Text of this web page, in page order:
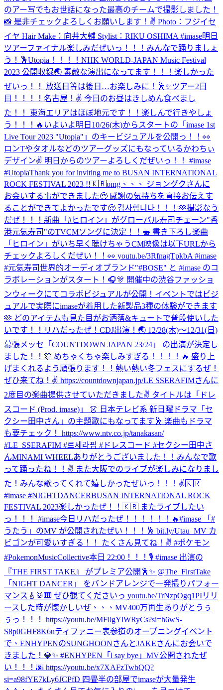
のアー写でもお世話になった最高のチームで撮影しました！
📸 是非チェックよろしくお願いします！✌️ Photo：フジイセ
イヤ Hair Make：向井大輔 Stylist：RIKU OSHIMA #imase明日
ツアーファイナル楽しみだぜいっ！！！みんなで踊りましょ
う！🕺Utopia！！！！ NHK WORLD-JAPAN Music Festival
2023 公開収録🌏 素敵な演出になってます！！！楽しかった
ぜいっ！！ 放送日等は後日…お楽しみに！🕺✨ツアー2日
目！！！！名古屋！✌️ 今日のお昼はきしめん食べまし
た！！ 東海エリアはほぼ地元です！！楽しんで行きやしょ
う！！！🔥 いよいよ明日10/26(木)からスタートの「imase 1st
Live Tour 2023 "Utopia"」のキービジュアルを公開っ！！👀
ロンTやタオルなどのツアーグッズにもなっているかわちぃ
デザイン✌ 明日からのツアーよろしくだぜいっ！！ #imase
#UtopiaThank you for inviting me to BUSAN INTERNATIONAL
ROCK FESTIVAL 2023 !!🇰🇷omg、、、 ジョングクさんに
お会いする事ができました🥹 感謝の気持ちを直接お伝えす
ることができてよかったです🥺 감사합니다！！！🫶撮影なう
だぜ！！！ 新曲「#ヒロイン」がグローバル寿司チェーン"香
港元気寿司"のTVCMソングに決定！！🍣 書き下ろし楽曲
「ヒロイン」がいち早く聴けちゃうCM映像は以下URLから
チェックよろしくだぜい！！👀 youtu.be/3RfnagTpkbA #imase
#元気寿司世界的オーディオブランド"#BOSE" と #imase のコ
ラボレーションがスタート！🎧🎊 開催中の渋谷ファッショ
ンウィークにてコラボビジュアルが公開！イベントではビジ
ュアルで実際にimaseが着用した新製品3種の体験ができます
🫶 どのアイテムも見た目がお洒落&キュートで普段使いした
いです！！ リハだったぜ！ CDJ出演！🌏 12/28(木)〜12/31(日)
幕張メッセ「COUNTDOWN JAPAN 23/24」 の出演が決定し
ました！！🎊 めちゃくちゃ楽しみすぎる！！！！🔥 盛り上
げまくれるよう頑張ります！！熱い熱い冬フェスにするぜ！
ぜひ来てね！✌️ https://countdownjapan.jp/LE SSERAFIMさんに
2度目の楽曲提供させていただきました✌️ タイトルは「ドレ
スコード (Prod. imase)」 👗 日本テレビ系 新日曜ドラマ「セ
クシー田中さん」の主題歌にもなってます🕺 楽曲もドラマ
も要チェック！ https://www.ntv.co.jp/tanakasan/
#LE_SSERAFIM #르세라핌 #ドレスコード #セクシー田中さ
んMINAMI WHEELありがとうございました！！みんなで歌
って踊ったね！！✌️ また大阪でのライブが楽しみになりまし
た！ みんな歌ってくれて嬉しかったぜいっ！！！✌️🇰🇷
#imase #NIGHTDANCERBUSAN INTERNATIONAL ROCK
FESTIVAL 2023楽しかったぜ！！🇰🇷 またライブしたい
っ！！！ #imase今日リハだったぜ！！！！！！🔥#imase 「#
うたう」のMV が公開されたぜい！！！🕺 bit.ly/Utau_MV カ
ビゴンが可愛いすぎる！！ たくさん見てね！✌️ #ポケモン
#PokemonMusicCollective本日 22:00！！！🎙️ #imase 出演の
『THE FIRST TAKE』 がプレミア公開🕺✨ @The_FirstTake
「NIGHT DANCER」 をバンドアレンジで一発撮りパフォー
マンス🎸🥁🎹 ぜひ観てくださいっ youtu.be/TrNzpOgq1PIリリ
ースした時が懐かしいぜ、、、MV400万再生ありがとうぅ
ぅっ！！！ https://youtu.be/MF0gYlWRyCs?si=h6wS-
S8p0GHF8K6uティファニー表参道のオープニングイベント
で、ENHYPENのSUNGHOONさんとJAKEさんにお会いで
きました！💎✨ #ENHYPEN 「l say bye」MV公開されたぜ
い！！！🌆 https://youtu.be/x7XAFzTwbQQ?
si=a98fYE7kLy6JCPfD 四畳半の部屋でimaseが大量発生